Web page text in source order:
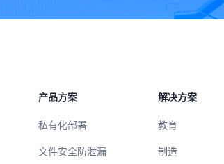
产品方案
私有化部署
文件安全防泄漏
解决方案
教育
制造